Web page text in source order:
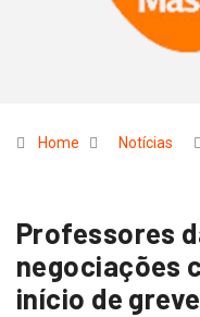
Home Notícias
Professores
negociações
início de greve